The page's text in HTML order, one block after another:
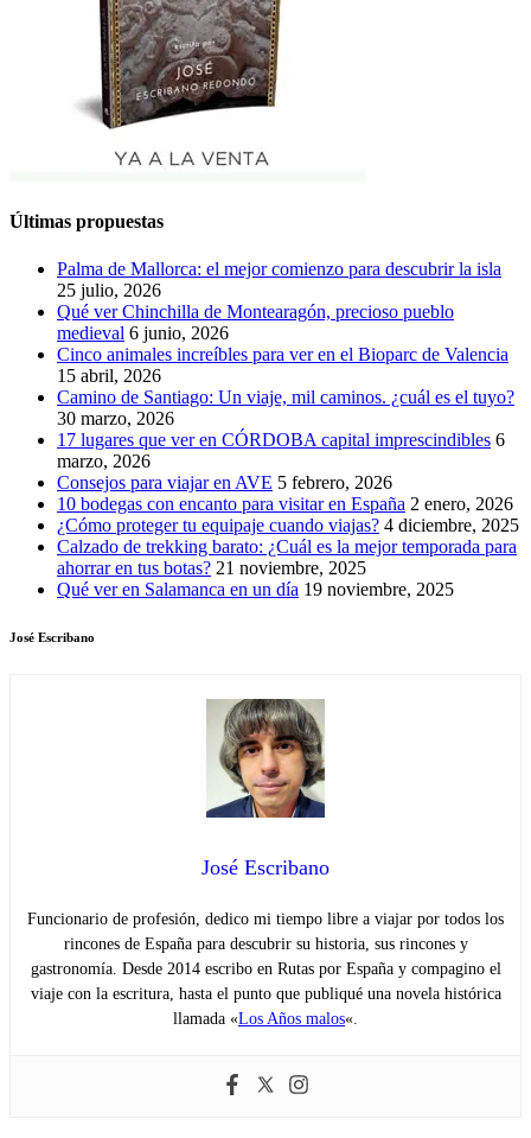
Últimas propuestas
Palma de Mallorca: el mejor comienzo para descubrir la isla
25 julio, 2026
Qué ver Chinchilla de Montearagón, precioso pueblo
medieval 6 junio, 2026
Cinco animales increíbles para ver en el Bioparc de Valencia
15 abril, 2026
Camino de Santiago: Un viaje, mil caminos. ¿cuál es el tuyo?
30 marzo, 2026
17 lugares que ver en CÓRDOBA capital imprescindibles 6
marzo, 2026
Consejos para viajar en AVE 5 febrero, 2026
10 bodegas con encanto para visitar en España 2 enero, 2026
¿Cómo proteger tu equipaje cuando viajas? 4 diciembre, 2025
Calzado de trekking barato: ¿Cuál es la mejor temporada para
ahorrar en tus botas? 21 noviembre, 2025
Qué ver en Salamanca en un día 19 noviembre, 2025
José Escribano
José Escribano
Funcionario de profesión, dedico mi tiempo libre a viajar por todos los
rincones de España para descubrir su historia, sus rincones y
gastronomía. Desde 2014 escribo en Rutas por España y compagino el
viaje con la escritura, hasta el punto que publiqué una novela histórica
llamada «Los Años malos«.